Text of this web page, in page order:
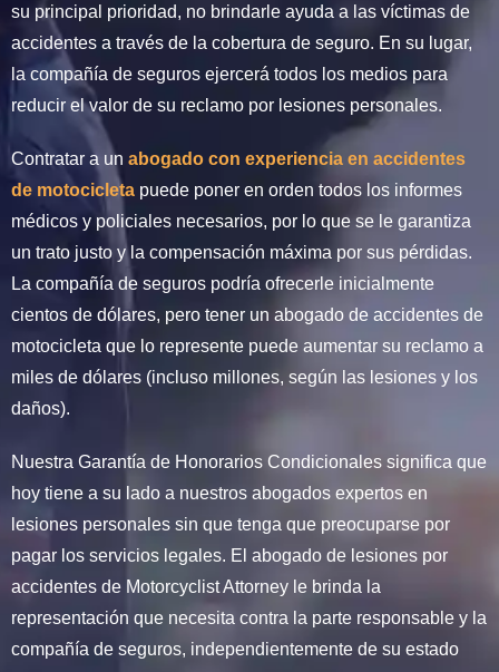
su principal prioridad, no brindarle ayuda a las víctimas de
accidentes a través de la cobertura de seguro. En su lugar,
la compañía de seguros ejercerá todos los medios para
reducir el valor de su reclamo por lesiones personales.
Contratar a un abogado con experiencia en accidentes
de motocicleta puede poner en orden todos los informes
médicos y policiales necesarios, por lo que se le garantiza
un trato justo y la compensación máxima por sus pérdidas.
La compañía de seguros podría ofrecerle inicialmente
cientos de dólares, pero tener un abogado de accidentes de
motocicleta que lo represente puede aumentar su reclamo a
miles de dólares (incluso millones, según las lesiones y los
daños).
Nuestra Garantía de Honorarios Condicionales significa que
hoy tiene a su lado a nuestros abogados expertos en
lesiones personales sin que tenga que preocuparse por
pagar los servicios legales. El abogado de lesiones por
accidentes de Motorcyclist Attorney le brinda la
representación que necesita contra la parte responsable y la
compañía de seguros, independientemente de su estado